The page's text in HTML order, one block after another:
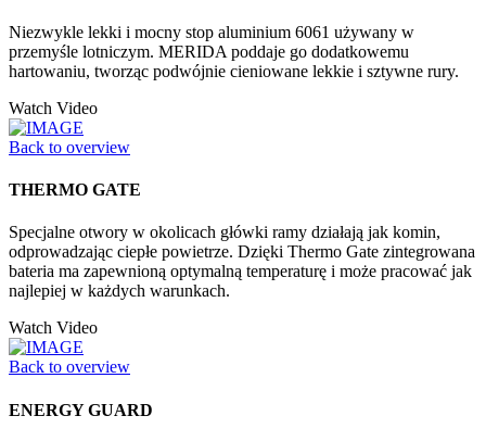
Niezwykle lekki i mocny stop aluminium 6061 używany w
przemyśle lotniczym. MERIDA poddaje go dodatkowemu
hartowaniu, tworząc podwójnie cieniowane lekkie i sztywne rury.
Watch Video
Back to overview
THERMO GATE
Specjalne otwory w okolicach główki ramy działają jak komin,
odprowadzając ciepłe powietrze. Dzięki Thermo Gate zintegrowana
bateria ma zapewnioną optymalną temperaturę i może pracować jak
najlepiej w każdych warunkach.
Watch Video
Back to overview
ENERGY GUARD